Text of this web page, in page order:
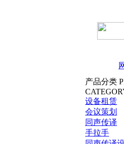
产品分类
设备租赁
会议策划
同声传译
手拉手